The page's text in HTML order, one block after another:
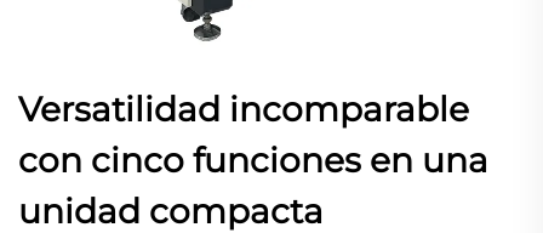
Versatilidad incomparable
con cinco funciones en una
unidad compacta